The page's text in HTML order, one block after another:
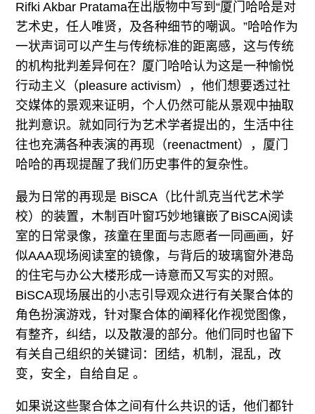
Rifki Akbar Pratama在出版物中写到“厦门哈哈是对
艺术史，任人唯贤，及各种细节的嘲讽。”哈哈作为
一状声词可以产生与传统标准的距离感，这与传统
的机构批判差异何在？厦门哈哈认为这是一种愉悦
行动主义（pleasure activism），他们想要透过社
交媒体的景观来证明，个人仍然可能从景观中抽取
批判意识。就如同行为艺术学者提出的，生活中往
往也充满各种表演的再现（reenactment），厦门
哈哈的再现提醒了我们历史事件的复杂性。
最为日常的再现是 BiSCA（比什凯克当代艺术学
校）的装置，木制百叶窗巧妙地镶嵌了BiSCA阅读
室的日常录像，孩童在里面与志愿者一同画画，好
似AAA现场阅读室的镜像，与背后的玻璃窗外港岛
的住宅与办公大楼形成一诗意而又写实的对照。
BiSCA现场展出的小志引导观众进行有关聚合体的
角色扮演游戏，针对聚合体的阐释化作视觉图像，
有整齐，纠结，以及散漫的部分。他们同时也留下
有关自己组织的关键词：团结，机制，混乱，改
变，安全，自给自足 。
如果说这些聚合体之间有什么共识的话，他们都针